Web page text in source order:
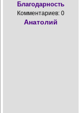
Благодарность
Комментариев: 0
Анатолий